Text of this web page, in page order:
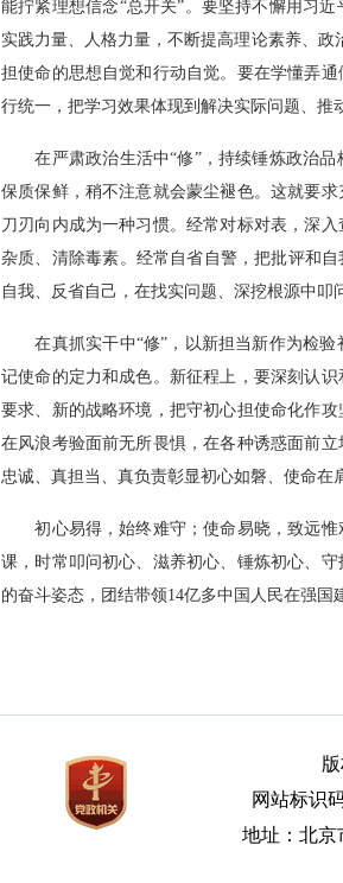
能拧紧理想信念“总开关”。要坚持不懈用习
实践力量、人格力量，不断提高理论素养、政
担使命的思想自觉和行动自觉。要在学懂弄
行统一，把学习效果体现到解决实际问题、推
在严肃政治生活中“修”，持续锤炼政治品
保质保鲜，稍不注意就会蒙尘褪色。这就要
刀刃向内成为一种习惯。经常对标对表，深
杂质、清除毒素。经常自省自警，把批评和
自我、反省自己，在找实问题、深挖根源中叩
在真抓实干中“修”，以新担当新作为检验
记使命的定力和成色。新征程上，要深刻认
要求、新的战略环境，把守初心担使命化作
在风浪考验面前无所畏惧，在各种诱惑面前
忠诚、真担当、真负责彰显初心如磐、使命在
初心易得，始终难守；使命易晓，致远惟
课，时常叩问初心、滋养初心、锤炼初心、
的奋斗姿态，团结带领14亿多中国人民在强
网站标识
地址：北